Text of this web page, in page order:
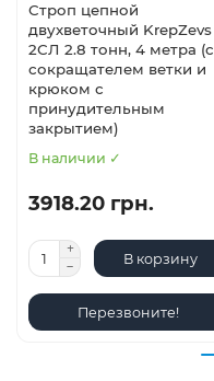
Строп цепной
двухветочный KrepZevs
2СЛ 2.8 тонн, 4 метра (с
сокращателем ветки и
крюком с
принудительным
закрытием)
В наличии ✓
3918.20 грн.
В корзину
Перезвоните!